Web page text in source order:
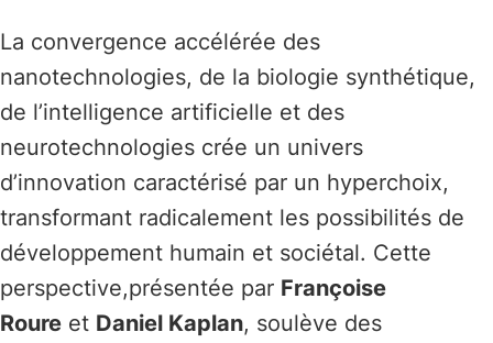
La convergence accélérée des
nanotechnologies, de la biologie synthétique,
de l’intelligence artificielle et des
neurotechnologies crée un univers
d’innovation caractérisé par un hyperchoix,
transformant radicalement les possibilités de
développement humain et sociétal. Cette
perspective,présentée par Françoise
Roure et Daniel Kaplan, soulève des